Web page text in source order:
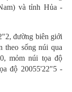
và tỉnh Hủa -
đường biên giới
theo sống núi qua
mỏm núi tọa độ
độ 20055'22"5 -